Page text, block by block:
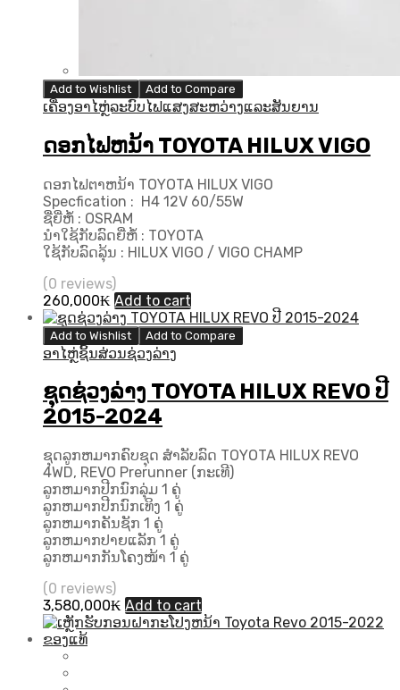
Add to Wishlist Add to Compare
ເຄື່ອງອາໄຫຼ່ລະບົບໄຟແສງສະຫວ່າງແລະສັນຍານ
ດອກໄຟຫນ້າ TOYOTA HILUX VIGO
ດອກໄຟຕາຫນ້າ TOYOTA HILUX VIGO
Specfication : H4 12V 60/55W
ຊື່ຍີ່ຫໍ້ : OSRAM
ນຳໃຊ້ກັບລົດຍີ່ຫໍ້ : TOYOTA
ໃຊ້ກັບລົດລຸ້ນ : HILUX VIGO / VIGO CHAMP
(0 reviews)
260,000₭ Add to cart
Add to Wishlist Add to Compare
ອາໄຫຼ່ຊິ້ນສ່ວນຊ່ວງລ່າງ
ຊຸດຊ່ວງລ່າງ TOYOTA HILUX REVO ປີ
2015-2024
ຊຸດລູກຫມາກຄົບຊຸດ ສຳລັບລົດ TOYOTA HILUX REVO
4WD, REVO Prerunner (ກະເທີ)
ລູກຫມາກປີກນົກລຸ່ມ 1 ຄູ່
ລູກຫມາກປີກນົກເທິງ 1 ຄູ່
ລູກຫມາກຄັນຊັກ 1 ຄູ່
ລູກຫມາກປາຍແລັກ 1 ຄູ່
ລູກຫມາກກັນໂຄງໜ້າ 1 ຄູ່
(0 reviews)
3,580,000₭ Add to cart